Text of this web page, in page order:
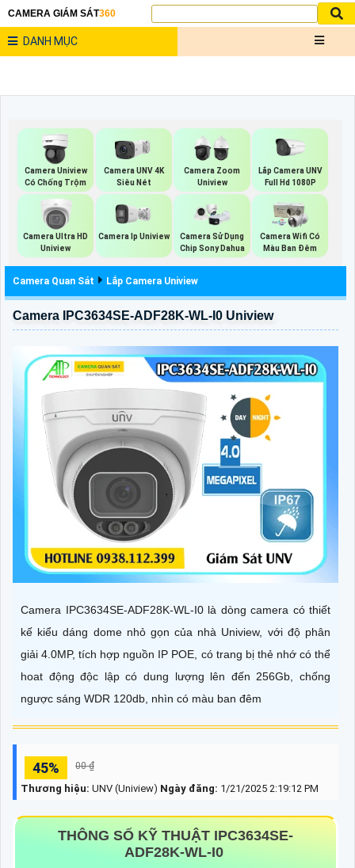
CAMERA GIÁM SÁT360
DANH MỤC
Camera Uniview
Có Chống Trộm
Camera UNV 4K
Siêu Nét
Camera Zoom
Uniview
Lắp Camera UNV
Full Hd 1080P
Camera Ultra HD
Uniview
Camera Ip Uniview
Camera Sử Dụng
Chip Sony Dahua
Camera Wifi Có
Màu Ban Đêm
Camera Quan Sát Lắp Camera Uniview
Camera IPC3634SE-ADF28K-WL-I0 Uniview
Camera IPC3634SE-ADF28K-WL-I0 là dòng camera có thiết
kế kiểu dáng dome nhỏ gọn của nhà Uniview, với độ phân
giải 4.0MP, tích hợp nguồn IP POE, có trang bị thẻ nhớ có thể
hoat động độc lập có dung lượng lên đến 256Gb, chống
ngược sáng WDR 120db, nhìn có màu ban đêm
45% 00 ₫
Thương hiệu: UNV (Uniview) Ngày đăng: 1/21/2025 2:19:12 PM
THÔNG SỐ KỸ THUẬT IPC3634SE-
ADF28K-WL-I0